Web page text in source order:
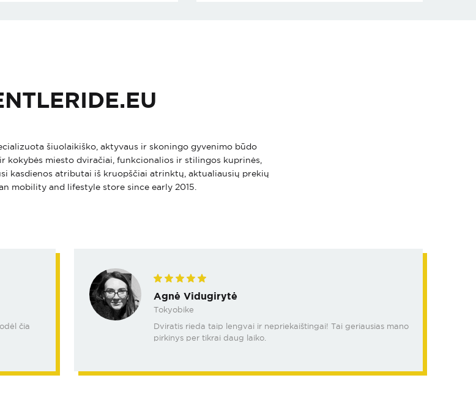
šiuolaikiško, aktyvaus ir skoningo gyvenimo būdo
kokybės miesto dviračiai, funkcionalios ir stilingos kuprinės,
kasdienos atributai iš kruopščiai atrinktų, aktualiausių prekių
mobility and lifestyle store since early 2015.
čia
Agnė Vidugirytė
Tokyobike
Dviratis rieda taip lengvai ir nepriekaištingai! Tai geriausias mano
pirkinys per tikrai daug laiko.